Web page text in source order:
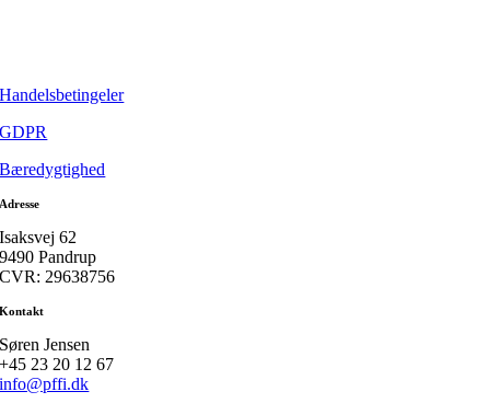
Handelsbetingeler
GDPR
Bæredygtighed
Adresse
Isaksvej 62
9490 Pandrup
CVR: 29638756
Kontakt
Søren Jensen
+45 23 20 12 67
info@pffi.dk